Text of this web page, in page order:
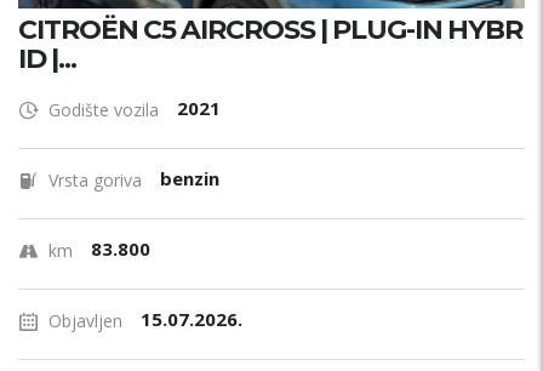
CITROËN C5 AIRCROSS | PLUG-IN HYBR
ID |...
Godište vozila 2021
Vrsta goriva benzin
km 83.800
Objavljen 15.07.2026.